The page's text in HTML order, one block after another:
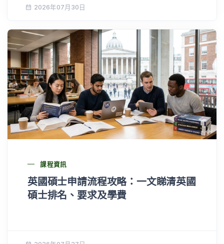
2026年07月30日
課程資訊
英國碩士申請流程攻略：一文睇清英國
碩士排名、要求及學費